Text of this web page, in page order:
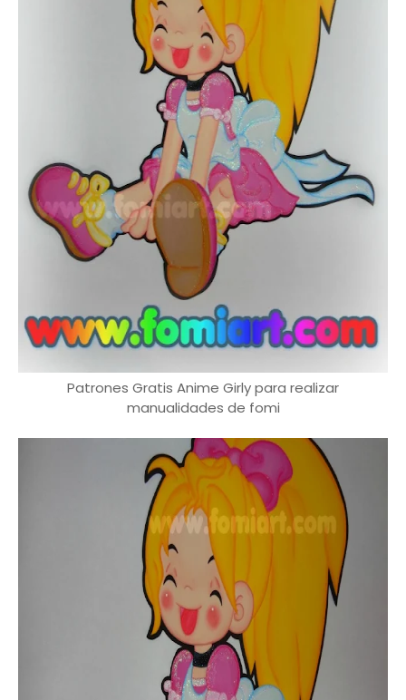
Patrones Gratis Anime Girly para realizar
manualidades de fomi